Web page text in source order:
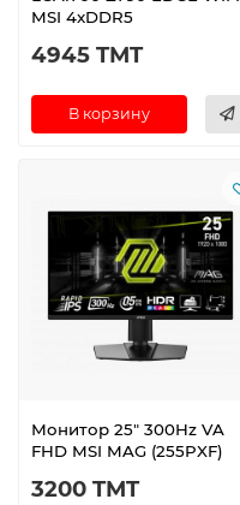
MSI 4xDDR5
4945 TMT
В корзину
Монитор 25" 300Hz VA
FHD MSI MAG (255PXF)
3200 TMT